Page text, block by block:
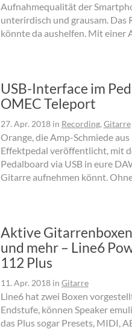
Aufnahmequalität der
unterirdisch und grausam. Das
könnte da aushelfen. Mit einer
USB-Interface im
OMEC Teleport
27. Apr. 2018in Recording, Gitarre
Orange, die Amp-Schmiede
Effektpedal veröffentlicht, mit
Pedalboard via USB in eure
Gitarre aufnehmen könnt.
Aktive
und mehr – Line6
112 Plus
11. Apr. 2018in Gitarre
Line6 hat zwei Boxen
Endstufe, können Speaker
das Plus sogar Presets, MIDI,